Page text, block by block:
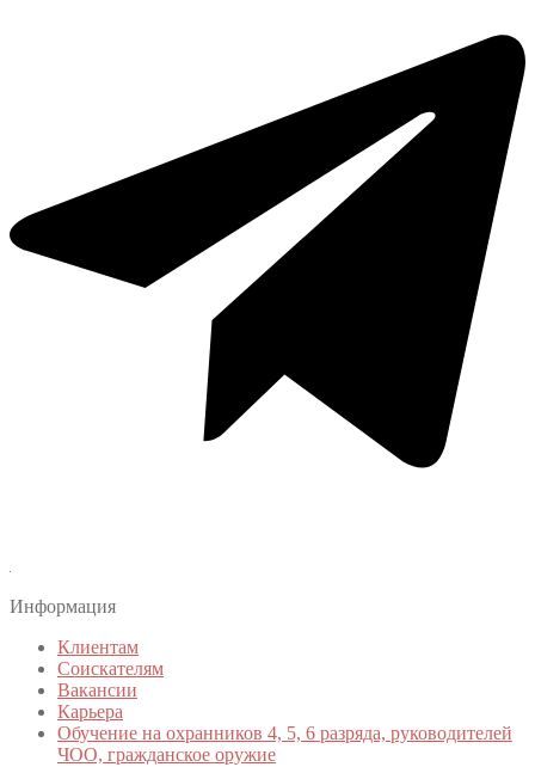
Информация
Клиентам
Соискателям
Вакансии
Карьера
Обучение на охранников 4, 5, 6 разряда, руководителей
ЧОО, гражданское оружие